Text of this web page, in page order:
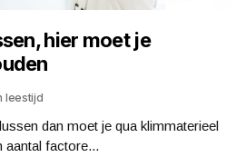
hier moet je
leestijd
dan moet je qua klimmaterieel
aantal factore...